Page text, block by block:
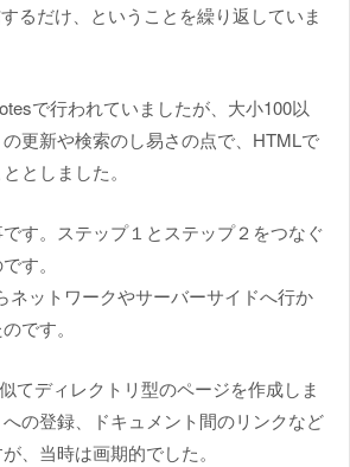
るだけ、ということを繰り返していま
で行われていましたが、大小100以
の更新や検索のし易さの点で、HTMLで
としました。
す。ステップ１とステップ２をつなぐ
す。
ネットワークやサーバーサイドへ行か
です。
てディレクトリ型のページを作成しま
の登録、ドキュメント間のリンクなど
、当時は画期的でした。